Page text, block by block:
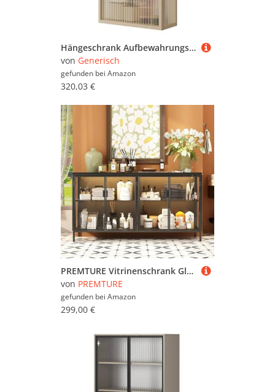
Hängeschrank Aufbewahrungsschrank – Einzeltür-Glas-Design, platzsparend für Wohnzimmer, Schlafzimmer, Küche und Bad, 60 x 50 x 15 cm
von Generisch
gefunden bei Amazon
320,03 €
PREMTURE Vitrinenschrank Glasvitrine Vitrine Sideboard, Glasschrank,2-türiges Glas-Sideboard mit Eisenrahmen, schwarzer Glasschrank mit 3 farbigen Lichtleisten, 40 x 140 x 75 cm
von PREMTURE
gefunden bei Amazon
299,00 €